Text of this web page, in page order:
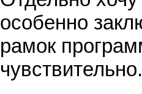
особенно
рамок
чувствительно.